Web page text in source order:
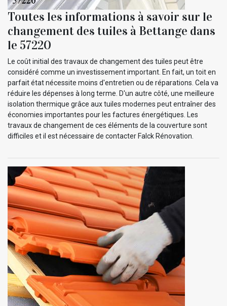
Toutes les informations à savoir sur le
changement des tuiles à Bettange dans
le 57220
Le coût initial des travaux de changement des tuiles peut être
considéré comme un investissement important. En fait, un toit en
parfait état nécessite moins d'entretien ou de réparations. Cela va
réduire les dépenses à long terme. D'un autre côté, une meilleure
isolation thermique grâce aux tuiles modernes peut entraîner des
économies importantes pour les factures énergétiques. Les
travaux de changement de ces éléments de la couverture sont
difficiles et il est nécessaire de contacter Falck Rénovation.